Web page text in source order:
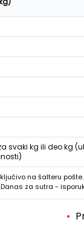
svaki kg ili deo kg
na šalteru pošte.
za sutra -